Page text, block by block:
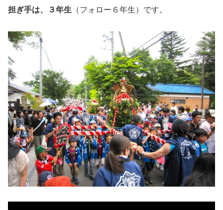
担ぎ手は、３年生 （フォロー６年生）です。